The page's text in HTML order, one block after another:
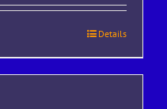
Details